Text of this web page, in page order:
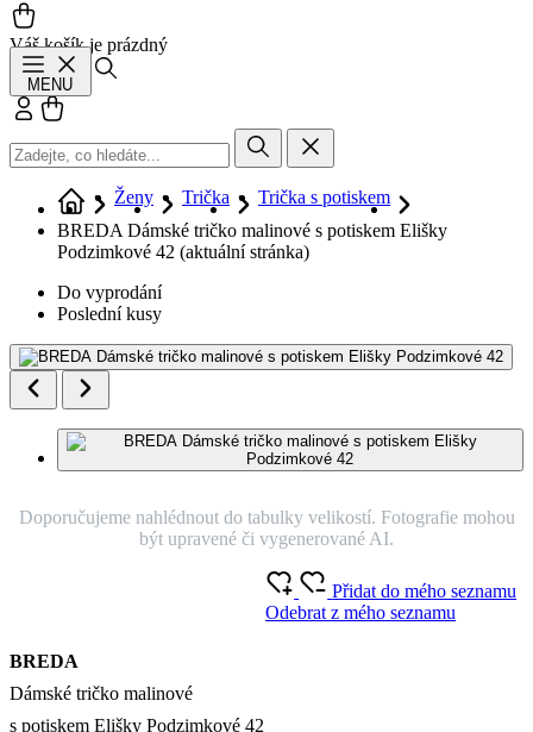
Váš košík je prázdný
MENU
Přihlásit se
Ženy Trička
Trička s potiskem
BREDA Dámské tričko malinové s potiskem Elišky
Podzimkové 42 (aktuální stránka)
Do vyprodání
Poslední kusy
Doporučujeme nahlédnout do tabulky velikostí. Fotografie mohou
být upravené či vygenerované AI.
BREDA
Dámské tričko malinové
s potiskem Elišky Podzimkové 42
Přidat do mého seznamu
Odebrat z mého seznamu